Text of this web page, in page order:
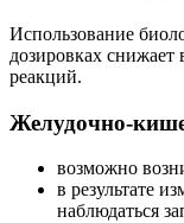
Использование
дозировках снижает
реакций.
Желудочно-
возможно
в результате
наблюдаться